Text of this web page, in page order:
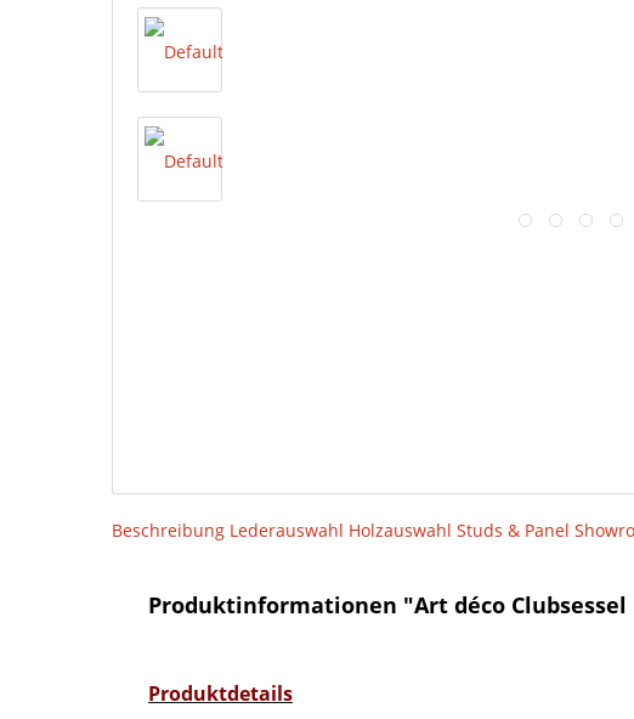
Beschreibung Lederauswahl Holzauswahl Studs & Panel
Produktinformationen "Art déco
Produktdetails